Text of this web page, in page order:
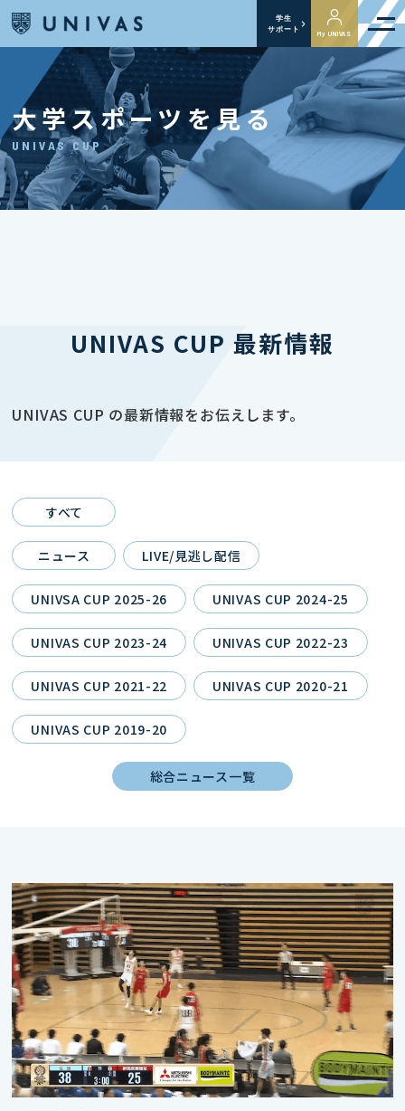
学生
サポート
My UNIVAS
大学スポーツを見る
UNIVAS CUP
UNIVAS CUP 最新情報
UNIVAS CUP の最新情報をお伝えします。
すべて
ニュース LIVE/見逃し配信
UNIVSA CUP 2025-26 UNIVAS CUP 2024-25
UNIVAS CUP 2023-24 UNIVAS CUP 2022-23
UNIVAS CUP 2021-22 UNIVAS CUP 2020-21
UNIVAS CUP 2019-20
総合ニュース一覧